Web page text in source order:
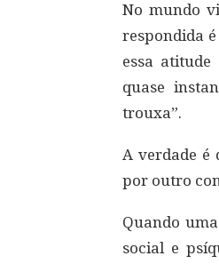
No mundo
respondida
essa
quase
trouxa”.
A verdade é
por outro
Quando
social e